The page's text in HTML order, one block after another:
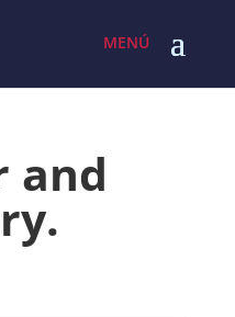
and